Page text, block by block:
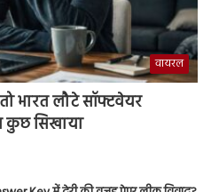
वायरल
भारत लौटे सॉफ्टवेयर
कुछ सिखाया